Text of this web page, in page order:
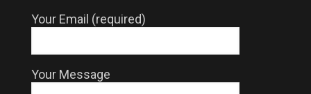
Your Email (required)
Your Message